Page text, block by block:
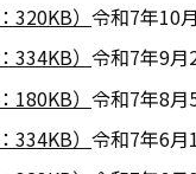
） 令和7年10
） 令和7年9月
） 令和7年8月
） 令和7年6月